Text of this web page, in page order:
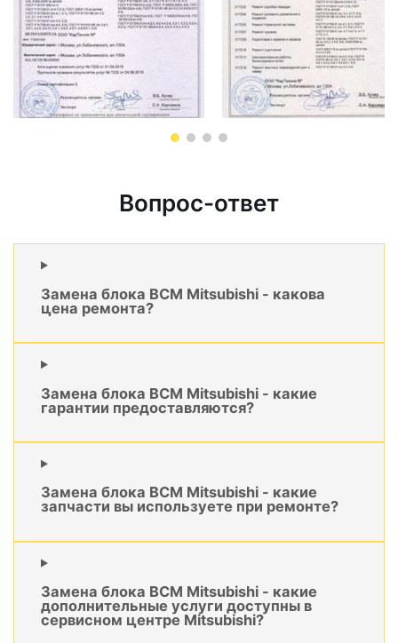
Вопрос-ответ
Замена блока BCM Mitsubishi - какова
цена ремонта?
Замена блока BCM Mitsubishi - какие
гарантии предоставляются?
Замена блока BCM Mitsubishi - какие
запчасти вы используете при ремонте?
Замена блока BCM Mitsubishi - какие
дополнительные услуги доступны в
сервисном центре Mitsubishi?